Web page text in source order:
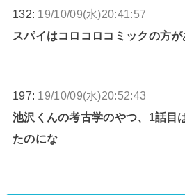
132: 19/10/09(水)20:41:57
スパイはコロコロコミックの方が
197: 19/10/09(水)20:52:43
池沢くんの考古学のやつ、1話目
たのにな